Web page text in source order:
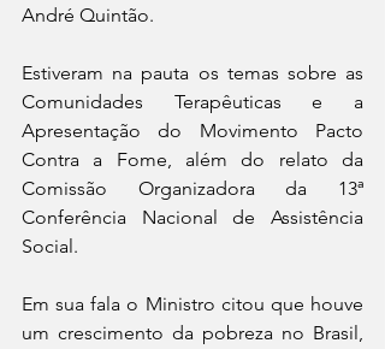
André Quintão.
Estiveram na pauta os temas sobre as
Comunidades Terapêuticas e a
Apresentação do Movimento Pacto
Contra a Fome, além do relato da
Comissão Organizadora da 13ª
Conferência Nacional de Assistência
Social.
Em sua fala o Ministro citou que houve
um crescimento da pobreza no Brasil,